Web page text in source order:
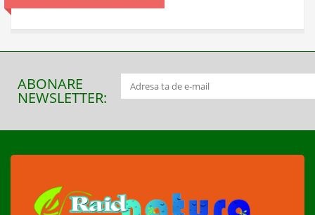
ABONARE
NEWSLETTER: